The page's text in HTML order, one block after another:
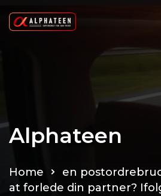
Alphateen
Home en
at forlede din partner?